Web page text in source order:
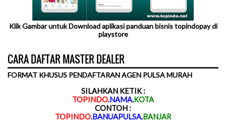
Klik Gambar untuk Download aplikasi panduan bisnis topindopay di
playstore
CARA DAFTAR MASTER DEALER
FORMAT KHUSUS PENDAFTARAN AGEN PULSA MURAH
SILAHKAN KETIK :
TOPINDO.NAMA.KOTA
CONTOH :
TOPINDO.BANUAPULSA.BANJAR